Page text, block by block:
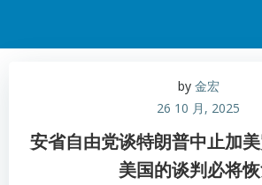
by 金宏
26 10 月, 2025
安省自由党谈特朗普中止加
美国的谈判必将